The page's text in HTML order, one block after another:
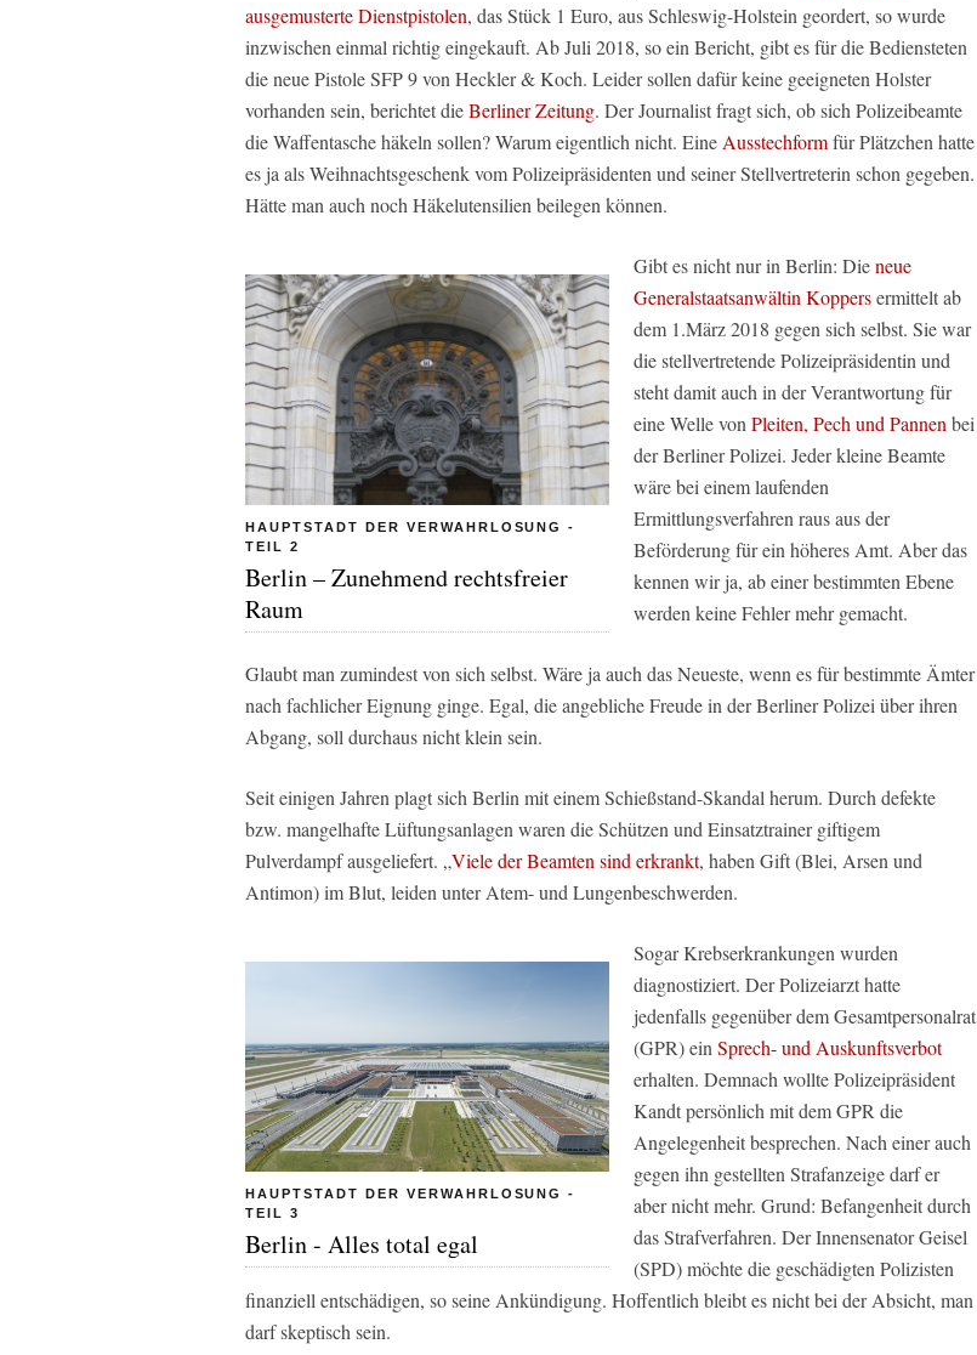
ausgemusterte Dienstpistolen, das Stück 1 Euro, aus Schleswig-Holstein geordert, so wurde
inzwischen einmal richtig eingekauft. Ab Juli 2018, so ein Bericht, gibt es für die Bediensteten
die neue Pistole SFP 9 von Heckler & Koch. Leider sollen dafür keine geeigneten Holster
vorhanden sein, berichtet dieBerliner Zeitung. Der Journalist fragt sich, ob sich Polizeibeamte
die Waffentasche häkeln sollen? Warum eigentlich nicht. Eine Ausstechformfür Plätzchen hatte
es ja als Weihnachtsgeschenk vom Polizeipräsidenten und seiner Stellvertreterin schon gegeben.
Hätte man auch noch Häkelutensilien beilegen können.
HAUPTSTADT DER VERWAHRLOSUNG -
TEIL 2
Berlin – Zunehmend rechtsfreier
Raum
Gibt es nicht nur in Berlin: Dieneue
Generalstaatsanwältin Koppersermittelt ab
dem 1.März 2018 gegen sich selbst. Sie war
die stellvertretende Polizeipräsidentin und
steht damit auch in der Verantwortung für
eine Welle von Pleiten, Pech und Pannen bei
der Berliner Polizei. Jeder kleine Beamte
wäre bei einem laufenden
Ermittlungsverfahren raus aus der
Beförderung für ein höheres Amt. Aber das
kennen wir ja, ab einer bestimmten Ebene
werden keine Fehler mehr gemacht.
Glaubt man zumindest von sich selbst. Wäre ja auch das Neueste, wenn es für bestimmte Ämter
nach fachlicher Eignung ginge. Egal, die angebliche Freude in der Berliner Polizei über ihren
Abgang, soll durchaus nicht klein sein.
Seit einigen Jahren plagt sich Berlin mit einem Schießstand-Skandal herum. Durch defekte
bzw. mangelhafte Lüftungsanlagen waren die Schützen und Einsatztrainer giftigem
Pulverdampf ausgeliefert. „Viele der Beamten sind erkrankt, haben Gift (Blei, Arsen und
Antimon) im Blut, leiden unter Atem- und Lungenbeschwerden.
HAUPTSTADT DER VERWAHRLOSUNG -
TEIL 3
Berlin - Alles total egal
Sogar Krebserkrankungen wurden
diagnostiziert. Der Polizeiarzt hatte
jedenfalls gegenüber dem Gesamtpersonalrat
(GPR) ein Sprech- und Auskunftsverbot
erhalten. Demnach wollte Polizeipräsident
Kandt persönlich mit dem GPR die
Angelegenheit besprechen. Nach einer auch
gegen ihn gestellten Strafanzeige darf er
aber nicht mehr. Grund: Befangenheit durch
das Strafverfahren. Der Innensenator Geisel
(SPD) möchte die geschädigten Polizisten
finanziell entschädigen, so seine Ankündigung. Hoffentlich bleibt es nicht bei der Absicht, man
darf skeptisch sein.